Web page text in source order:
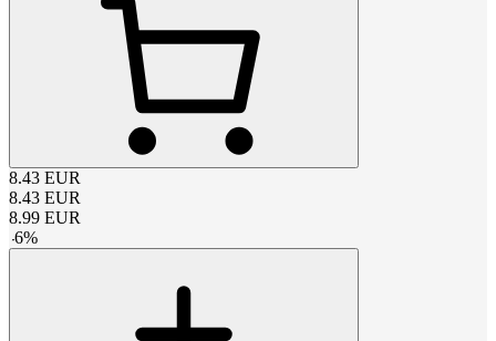
8.43 EUR
8.43 EUR
8.99 EUR
-6%